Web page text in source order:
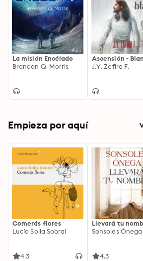
La misión Encélado
Brandon Q. Morris
Ascensión -
J.Y. Zafira F.
Empieza por aquí
Comerás flores
Lucía Solla Sobral
4.3
Llevará tu
Sonsoles Ónega
4.3